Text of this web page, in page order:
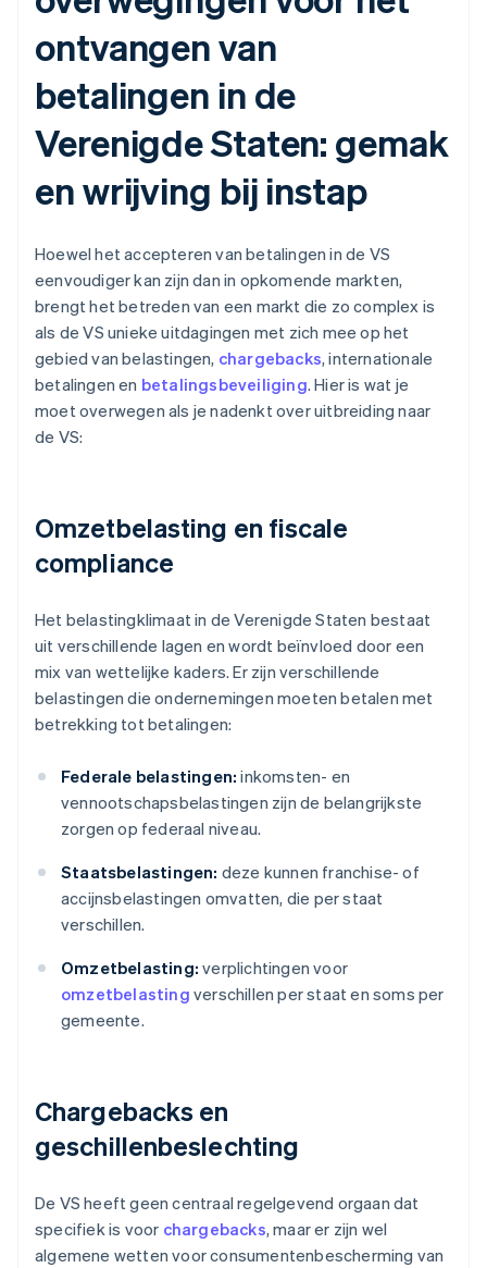
ontvangen van
betalingen in de
Verenigde Staten: gemak
en wrijving bij instap
Hoewel het accepteren van betalingen in de VS
eenvoudiger kan zijn dan in opkomende markten,
brengt het betreden van een markt die zo complex is
als de VS unieke uitdagingen met zich mee op het
gebied van belastingen, chargebacks, internationale
betalingen en betalingsbeveiliging. Hier is wat je
moet overwegen als je nadenkt over uitbreiding naar
de VS:
Omzetbelasting en fiscale
compliance
Het belastingklimaat in de Verenigde Staten bestaat
uit verschillende lagen en wordt beïnvloed door een
mix van wettelijke kaders. Er zijn verschillende
belastingen die ondernemingen moeten betalen met
betrekking tot betalingen:
Federale belastingen: inkomsten- en
vennootschapsbelastingen zijn de belangrijkste
zorgen op federaal niveau.
Staatsbelastingen: deze kunnen franchise- of
accijnsbelastingen omvatten, die per staat
verschillen.
Omzetbelasting: verplichtingen voor
omzetbelasting verschillen per staat en soms per
gemeente.
Chargebacks en
geschillenbeslechting
De VS heeft geen centraal regelgevend orgaan dat
specifiek is voor chargebacks, maar er zijn wel
algemene wetten voor consumentenbescherming van